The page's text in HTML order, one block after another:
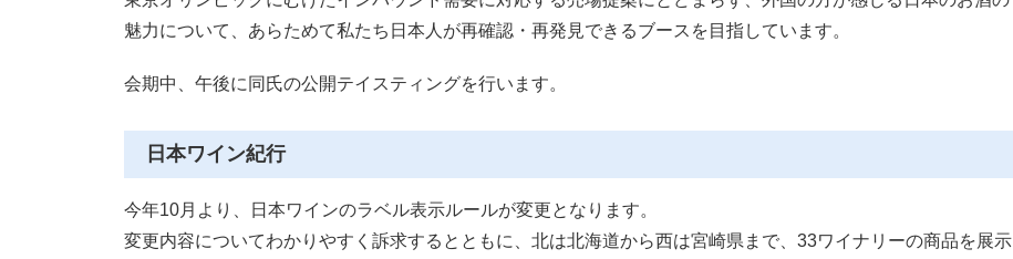
魅力について、あらためて私たち日本人が再確認・再発見できるブースを目指しています。
会期中、午後に同氏の公開テイスティングを行います。
日本ワイン紀行
今年10月より、日本ワインのラベル表示ルールが変更となります。
変更内容についてわかりやすく訴求するとともに、北は北海道から西は宮崎県まで、33ワイナリーの商品を展示